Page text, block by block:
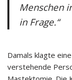
Menschen
in Frage.“
Damals klagte
verstehende